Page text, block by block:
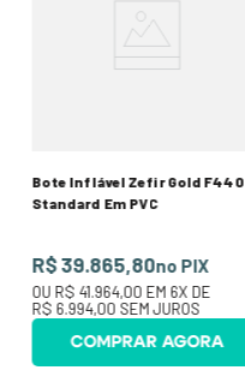
Bote Inflável Zefir Gold F440
Standard Em PVC
R$ 39.865,80no PIX
OU R$ 41.964,00 EM 6X DE
R$ 6.994,00 SEM JUROS
COMPRAR AGORA